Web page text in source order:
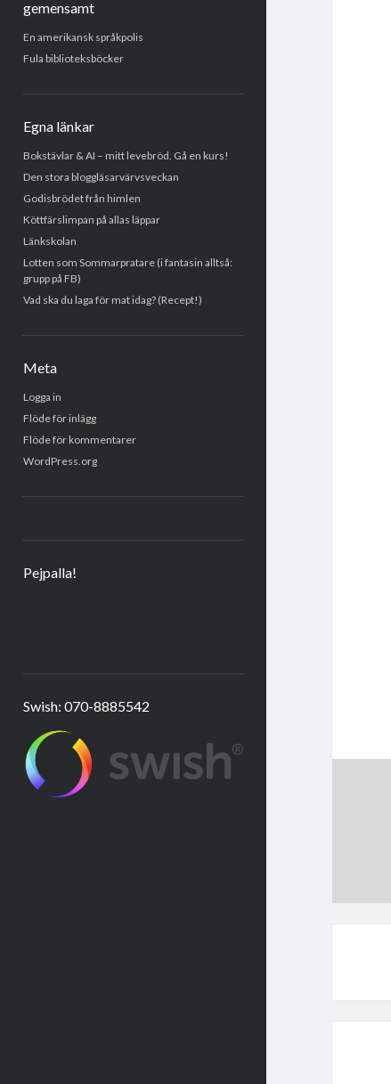
gemensamt
En amerikansk språkpolis
Fula biblioteksböcker
Egna länkar
Bokstävlar & AI – mitt levebröd. Gå en kurs!
Den stora bloggläsarvärvsveckan
Godisbrödet från himlen
Köttfärslimpan på allas läppar
Länkskolan
Lotten som Sommarpratare (i fantasin alltså:
grupp på FB)
Vad ska du laga för mat idag? (Recept!)
Meta
Logga in
Flöde för inlägg
Flöde för kommentarer
WordPress.org
Pejpalla!
Swish: 070-8885542